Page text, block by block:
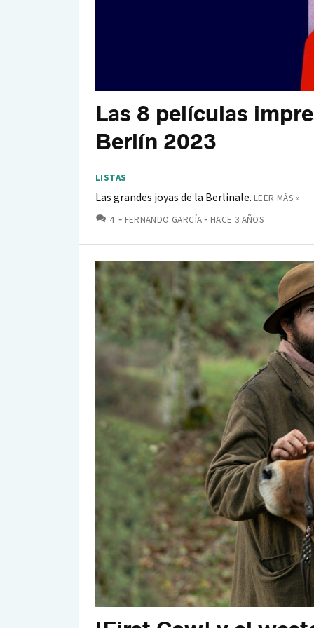
Las 8 películas
Berlín 2023
LISTAS
Las grandes joyas de la Berlinale. LEER MÁS »
4 COMENTARIOS
FERNANDO GARCÍA HACE 3 AÑOS